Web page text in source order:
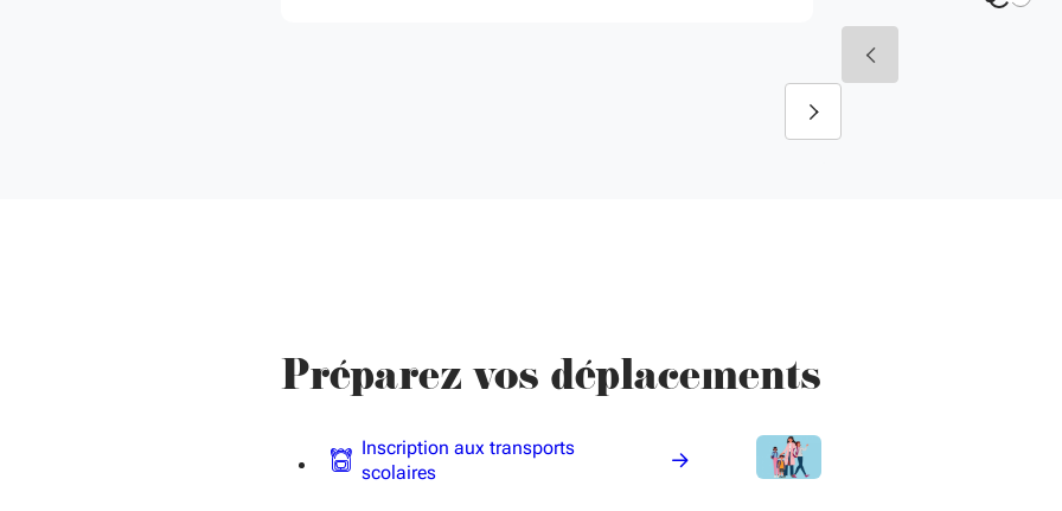
Préparez vos déplacements
Inscription aux transports
scolaires